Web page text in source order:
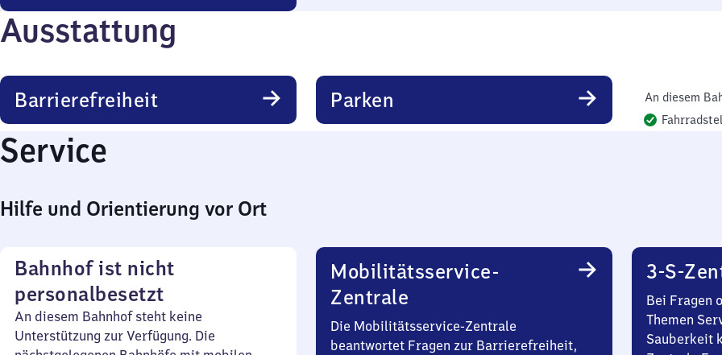
Ausstattung
Barrierefreiheit Parken
An diesem
Service
Hilfe und Orientierung vor Ort
Bahnhof ist nicht
personalbesetzt
An diesem Bahnhof steht keine
Unterstützung zur Verfügung. Die
Mobilitätsservice-
Zentrale
Die Mobilitätsservice-Zentrale
beantwortet Fragen zur Barrierefreiheit,
3-S-
Bei Fragen
Themen
Sauberkeit